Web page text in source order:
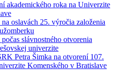
akademického roka na Univerzite
oslavách 25. výročia založenia
slávnostného otvorenia
univerzite
Petra Šimka na otvorení 107.
Komenského v Bratislave